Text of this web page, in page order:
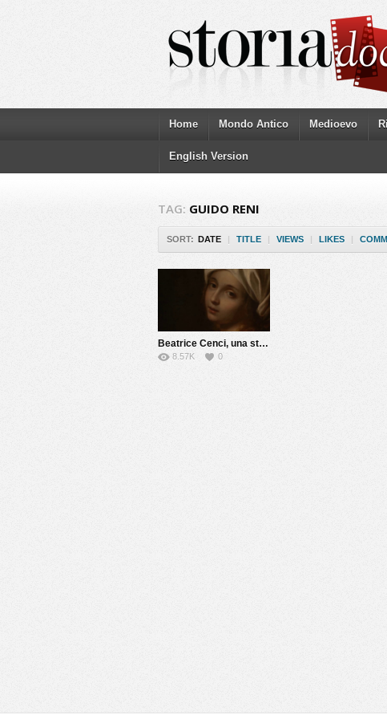
Home Mondo Antico Medioevo
English Version
TAG: GUIDO RENI
SORT: DATE | TITLE | VIEWS | LIKES |
Beatrice Cenci, una storia maledetta
8.57K 0